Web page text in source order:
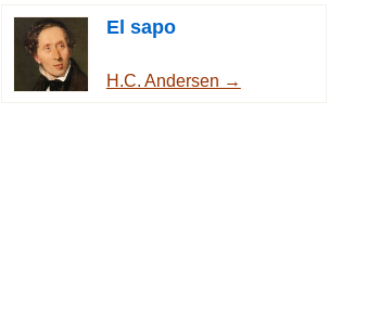
El sapo
H.C. Andersen →